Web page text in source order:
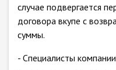
случае подвергается
договора вкупе с
суммы.
- Специалисты